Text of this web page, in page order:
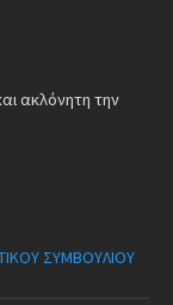
ακλόνητη την
ΣΥΜΒΟΥΛΙΟΥ